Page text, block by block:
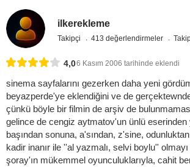
ilkerekleme
Takipçi 413 değerlendirmeler
4,06 Kasım 2006 tarihinde eklendi
sinema sayfalarını gezerken daha yeni
beyazperde'ye eklendiğini ve de
çünkü böyle bir filmin de arşiv de
gelince de cengiz aytmatov'un ünlü eserinden
başından sonuna, a'sından, z'sine,
kadir inanır ile ''al yazmalı, selvi boylu''
şoray'ın mükemmel oyunculuklarıyla, cahit